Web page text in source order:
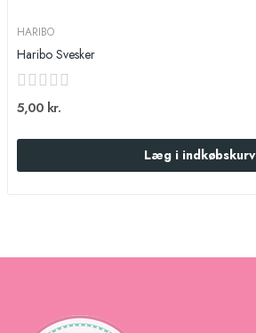
HARIBO
Haribo Svesker
5,00 kr.
Læg i indkøbskurv